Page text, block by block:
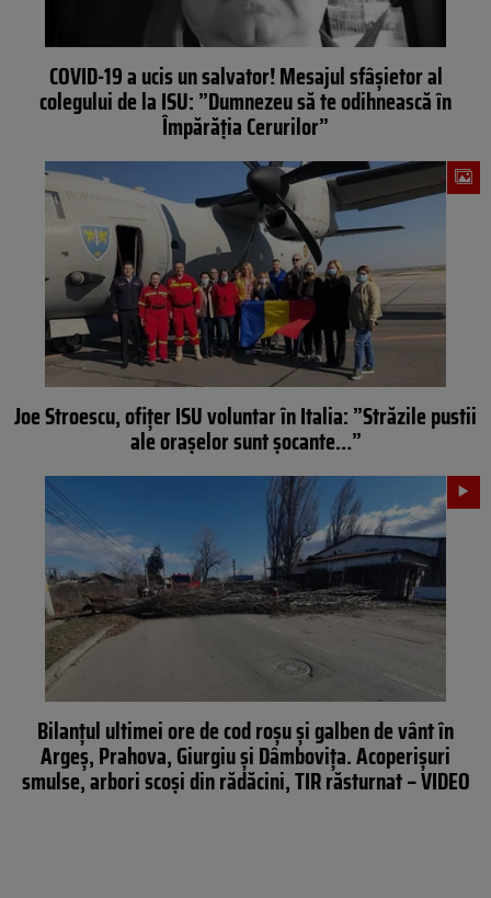
COVID-19 a ucis un salvator! Mesajul sfâșietor al
colegului de la ISU: ”Dumnezeu să te odihnească în
Împărăția Cerurilor”
Joe Stroescu, ofițer ISU voluntar în Italia: ”Străzile pustii
ale orașelor sunt șocante…”
Bilanțul ultimei ore de cod roșu și galben de vânt în
Argeș, Prahova, Giurgiu și Dâmbovița. Acoperișuri
smulse, arbori scoși din rădăcini, TIR răsturnat – VIDEO